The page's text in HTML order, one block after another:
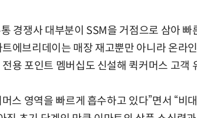
경쟁사 대부분이 SSM을 거점으로 삼아
에브리데이는 매장 재고뿐만 아니라 온라
용 포인트 멤버십도 신설해 퀵커머스 고객
스 영역을 빠르게 흡수하고 있다”면서 “비